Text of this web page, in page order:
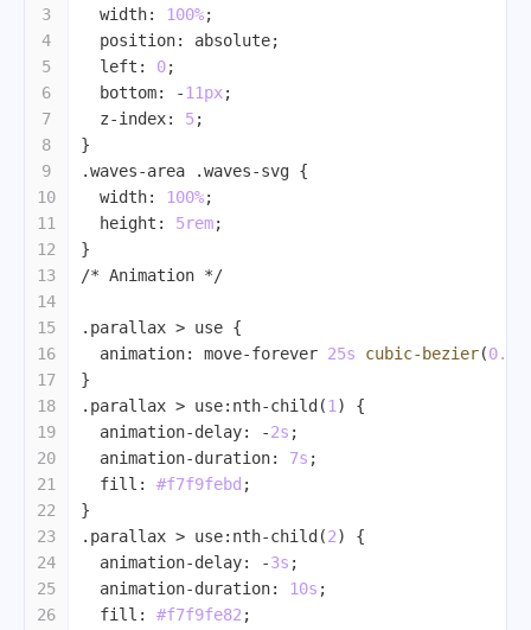
3
4
5
6
7
8
9
10
11
12
13
14
15
16
17
18
19
20
21
22
23
24
25
26
width: 100%;
position: absolute;
left : 0;
bottom: -11px;
z-index: 5;
}
.waves-area
.waves-svg {
width: 100%;
height : 5rem;
}
/* Animation */
.parallax > use {
animation: move-forever 25s cubic-bezier(0.55
}
.parallax > use:nth-child (1 ) {
animation-delay: -2s ;
animation-duration: 7s ;
fill : #f7f9febd ;
}
.parallax > use:nth-child (2) {
animation-delay: -3s ;
animation-duration: 10s ;
fill : #f7f9fe82 ;